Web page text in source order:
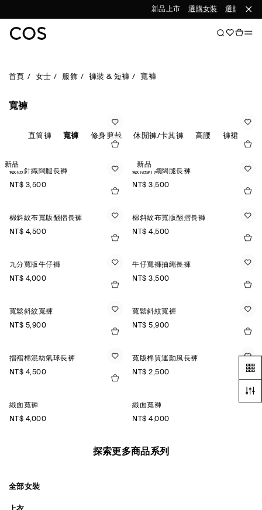
新品上市 選購女裝 選購男裝
首頁 女士 服飾 褲裝 & 短褲 寬褲
寬褲
直筒褲 寬褲 修身剪裁 休閒褲/卡其褲 高腰 褲裙
新品
皺感針織闊腿長褲
NT$ 3,500
新品
皺感針織闊腿長褲
NT$ 3,500
棉斜紋布寬版翻摺長褲
NT$ 4,500
棉斜紋布寬版翻摺長褲
NT$ 4,500
九分寬版牛仔褲
NT$ 4,000
牛仔寬褲抽繩長褲
NT$ 3,500
寬鬆斜紋寬褲
NT$ 5,900
寬鬆斜紋寬褲
NT$ 5,900
摺褶棉混紡氣球長褲
NT$ 4,500
寬版棉質運動風長褲
NT$ 2,500
緞面寬褲
NT$ 4,000
緞面寬褲
NT$ 4,000
探索更多商品系列
全部女裝